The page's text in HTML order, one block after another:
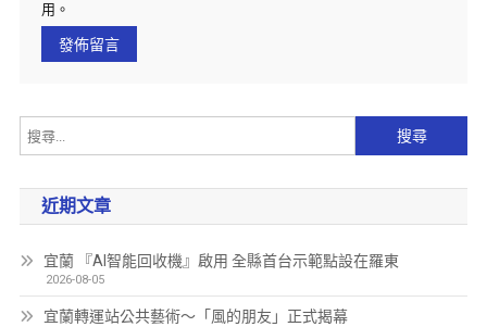
用。
近期文章
宜蘭 『AI智能回收機』啟用 全縣首台示範點設在羅東
2026-08-05
宜蘭轉運站公共藝術～「風的朋友」正式揭幕